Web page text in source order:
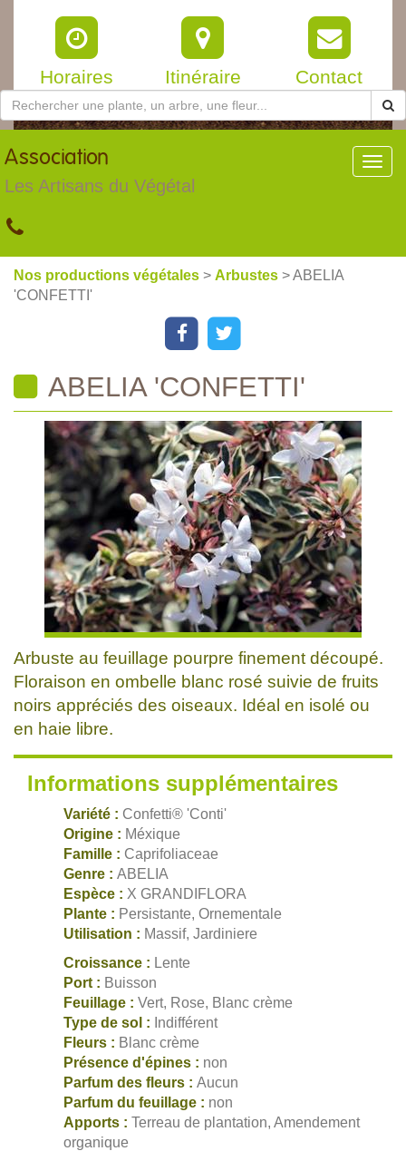
Horaires Itinéraire Contact
Association
Les Artisans du Végétal
Nos productions végétales > Arbustes > ABELIA
'CONFETTI'
ABELIA 'CONFETTI'
Arbuste au feuillage pourpre finement découpé.
Floraison en ombelle blanc rosé suivie de fruits
noirs appréciés des oiseaux. Idéal en isolé ou
en haie libre.
Informations supplémentaires
Variété : Confetti® 'Conti'
Origine : Méxique
Famille : Caprifoliaceae
Genre : ABELIA
Espèce : X GRANDIFLORA
Plante : Persistante, Ornementale
Utilisation : Massif, Jardiniere
Croissance : Lente
Port : Buisson
Feuillage : Vert, Rose, Blanc crème
Type de sol : Indifférent
Fleurs : Blanc crème
Présence d'épines : non
Parfum des fleurs : Aucun
Parfum du feuillage : non
Apports : Terreau de plantation, Amendement
organique